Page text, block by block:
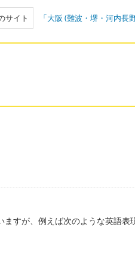
サイト 「大阪 (難波・堺・河内長
すが、例えば次のような英語表